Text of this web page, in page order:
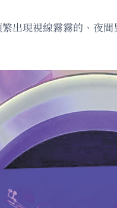
出現視線霧霧的、夜